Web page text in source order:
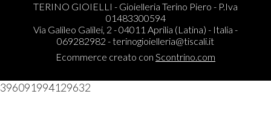
TERINO GIOIELLI - Gioielleria Terino Piero - P.Iva
01483300594
Via Galileo Galilei, 2 - 04011 Aprilia (Latina) - Italia -
069282982 -terinogioielleria@tiscali.it
Ecommerce creato con Scontrino.com
396091994129632